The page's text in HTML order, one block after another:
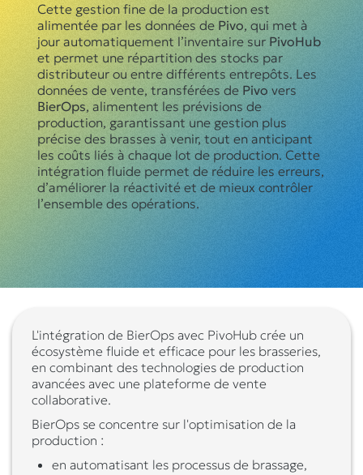
Cette gestion fine de la production est
alimentée par les données de Pivo, qui met à
jour automatiquement l’inventaire sur PivoHub
et permet une répartition des stocks par
distributeur ou entre différents entrepôts. Les
données de vente, transférées de Pivo vers
BierOps, alimentent les prévisions de
production, garantissant une gestion plus
précise des brasses à venir, tout en anticipant
les coûts liés à chaque lot de production. Cette
intégration fluide permet de réduire les erreurs,
d’améliorer la réactivité et de mieux contrôler
l’ensemble des opérations.
L'intégration de BierOps avec PivoHub crée un
écosystème fluide et efficace pour les brasseries,
en combinant des technologies de production
avancées avec une plateforme de vente
collaborative.
BierOps se concentre sur l'optimisation de la
production :
en automatisant les processus de brassage,